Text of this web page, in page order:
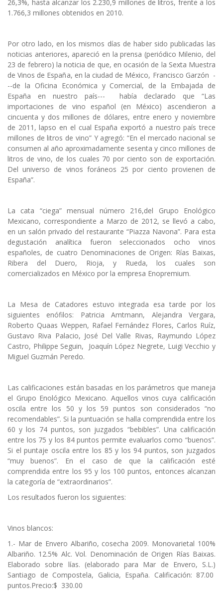
26,3%, hasta alcanzar los 2.230,9 millones de litros, frente a los
1.766,3 millones obtenidos en 2010.
Por otro lado, en los mismos días de haber sido publicadas las
noticias anteriores, apareció en la prensa (periódico Milenio, del
23 de febrero) la noticia de que, en ocasión de la Sexta Muestra
de Vinos de España, en la ciudad de México, Francisco Garzón -
--de la Oficina Económica y Comercial, de la Embajada de
España en nuestro país--- había declarado que “Las
importaciones de vino español (en México) ascendieron a
cincuenta y dos millones de dólares, entre enero y noviembre
de 2011, lapso en el cual España exportó a nuestro país trece
millones de litros de vino” Y agregó: “En el mercado nacional se
consumen al año aproximadamente sesenta y cinco millones de
litros de vino, de los cuales 70 por ciento son de exportación.
Del universo de vinos foráneos 25 por ciento provienen de
España”.
La cata “ciega” mensual número 216,del Grupo Enológico
Mexicano, correspondiente a Marzo de 2012, se llevó a cabo,
en un salón privado del restaurante “Piazza Navona”. Para esta
degustación analítica fueron seleccionados ocho vinos
españoles, de cuatro Denominaciones de Origen: Rías Baixas,
Ribera del Duero, Rioja, y Rueda, los cuales son
comercializados en México por la empresa Enopremium.
La Mesa de Catadores estuvo integrada esa tarde por los
siguientes enófilos: Patricia Amtmann, Alejandra Vergara,
Roberto Quaas Weppen, Rafael Fernández Flores, Carlos Ruíz,
Gustavo Riva Palacio, José Del Valle Rivas, Raymundo López
Castro, Philippe Seguin, Joaquín López Negrete, Luigi Vecchio y
Miguel Guzmán Peredo.
Las calificaciones están basadas en los parámetros que maneja
el Grupo Enológico Mexicano. Aquellos vinos cuya calificación
oscila entre los 50 y los 59 puntos son considerados “no
recomendables”. Si la puntuación se halla comprendida entre los
60 y los 74 puntos, son juzgados “bebibles”. Una calificación
entre los 75 y los 84 puntos permite evaluarlos como “buenos”.
Si el puntaje oscila entre los 85 y los 94 puntos, son juzgados
“muy buenos”. En el caso de que la calificación esté
comprendida entre los 95 y los 100 puntos, entonces alcanzan
la categoría de “extraordinarios”.
Los resultados fueron los siguientes:
Vinos blancos:
1.- Mar de Envero Albariño, cosecha 2009. Monovarietal 100%
Albariño. 12.5% Alc. Vol. Denominación de Origen Rías Baixas.
Elaborado sobre lías. (elaborado para Mar de Envero, S.L.)
Santiago de Compostela, Galicia, España. Calificación: 87.00
puntos.Precio:$ 330.00